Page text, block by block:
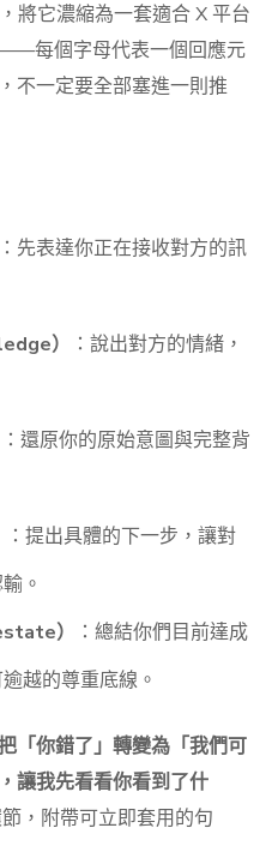
將它濃縮為一套適合 X 平台
每個字母代表一個回應元
不一定要全部塞進一則推
：先表達你正在接收對方的訊
）
：說出對方的情緒，
：還原你的原始意圖與完整背
：提出具體的下一步，讓對
。
）
：總結你們目前達成
越的尊重底線。
「你錯了」轉變為「我們可
讓我先看看你看到了什
，附帶可立即套用的句